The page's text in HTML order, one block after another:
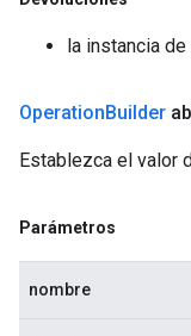
la instancia de
OperationBuilder
Establezca el valor
Parámetros
nombre